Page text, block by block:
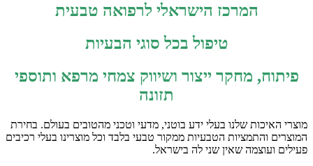
המרכז הישראלי לרפואה טבעית
טיפול בכל סוגי הבעיות
פיתוח, מחקר ייצור ושיווק צמחי מרפא ותוספי
תזונה
מוצרי האיכות שלנו בעלי ידע בוטני, מדעי וטכני מהטובים בעולם. בחירת
המוצרים והתמציות הטבעיות ממקור טבעי בלבד וכל מוצרינו בעלי רכיבים
פעילים ועוצמה שאין שני לה בישראל.